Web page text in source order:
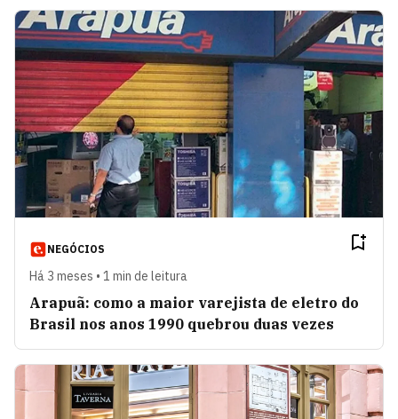
NEGÓCIOS
Há 3 meses • 1 min de leitura
Arapuã: como a maior varejista de eletro do
Brasil nos anos 1990 quebrou duas vezes